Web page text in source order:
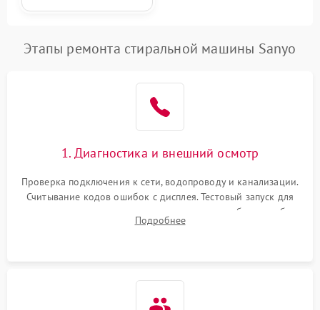
Этапы ремонта стиральной машины Sanyo
1. Диагностика и внешний осмотр
Проверка подключения к сети, водопроводу и канализации.
Считывание кодов ошибок с дисплея. Тестовый запуск для
выявления посторонних шумов, протечек или сбоев в работе
электронного модуля управления.
Подробнее